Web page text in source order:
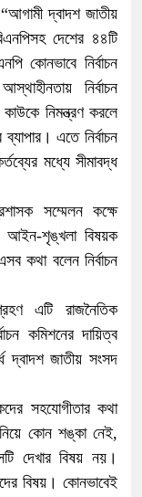
দ্বাদশ জাতীয়
দেশের ৪৪টি
কোনভাবে নির্বাচন
নির্বাচন
নিমন্ত্রণ করলে
এতে নির্বাচন
মধ্যে সীমাবদ্ধ
সম্মেলন কক্ষে
আইন-শৃঙ্খলা বিষয়ক
কথা বলেন নির্বাচন
এটি রাজনৈতিক
কমিশনের দায়িত্ব
দ্বাদশ জাতীয় সংসদ
সহযোগীতার কথা
কোন শঙ্কা নেই,
দেখার বিষয় নয়।
বিষয়। কোনভাবেই